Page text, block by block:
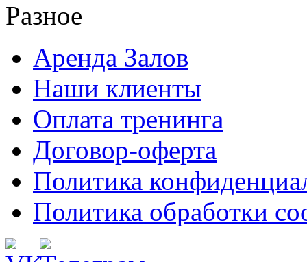
Разное
Аренда Залов
Наши клиенты
Оплата тренинга
Договор-оферта
Политика
Политика обработки